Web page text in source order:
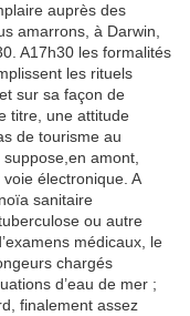
auprès des
amarrons, à Darwin,
A17h30 les formalités
les rituels
sur sa façon de
titre, une attitude
de tourisme au
amont,
voie électronique. A
sanitaire
ou autre
médicaux, le
chargés
d’eau de mer ;
finalement assez